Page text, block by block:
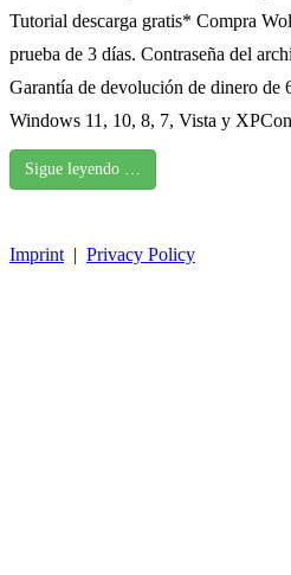
Tutorial descarga gratis* Compra
prueba de 3 días. Contraseña del
Garantía de devolución de dinero de
Windows 11, 10, 8, 7, Vista y
Sigue leyendo …
Imprint | Privacy Policy